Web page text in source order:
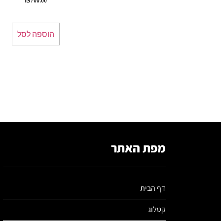
הוספה לסל
מפת האתר
דף הבית
קטלוג